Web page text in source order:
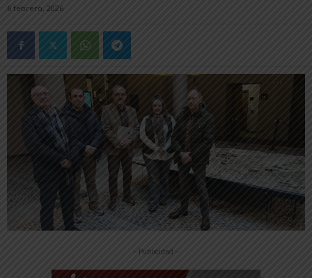
6 febrero, 2026
-- Publicidad --